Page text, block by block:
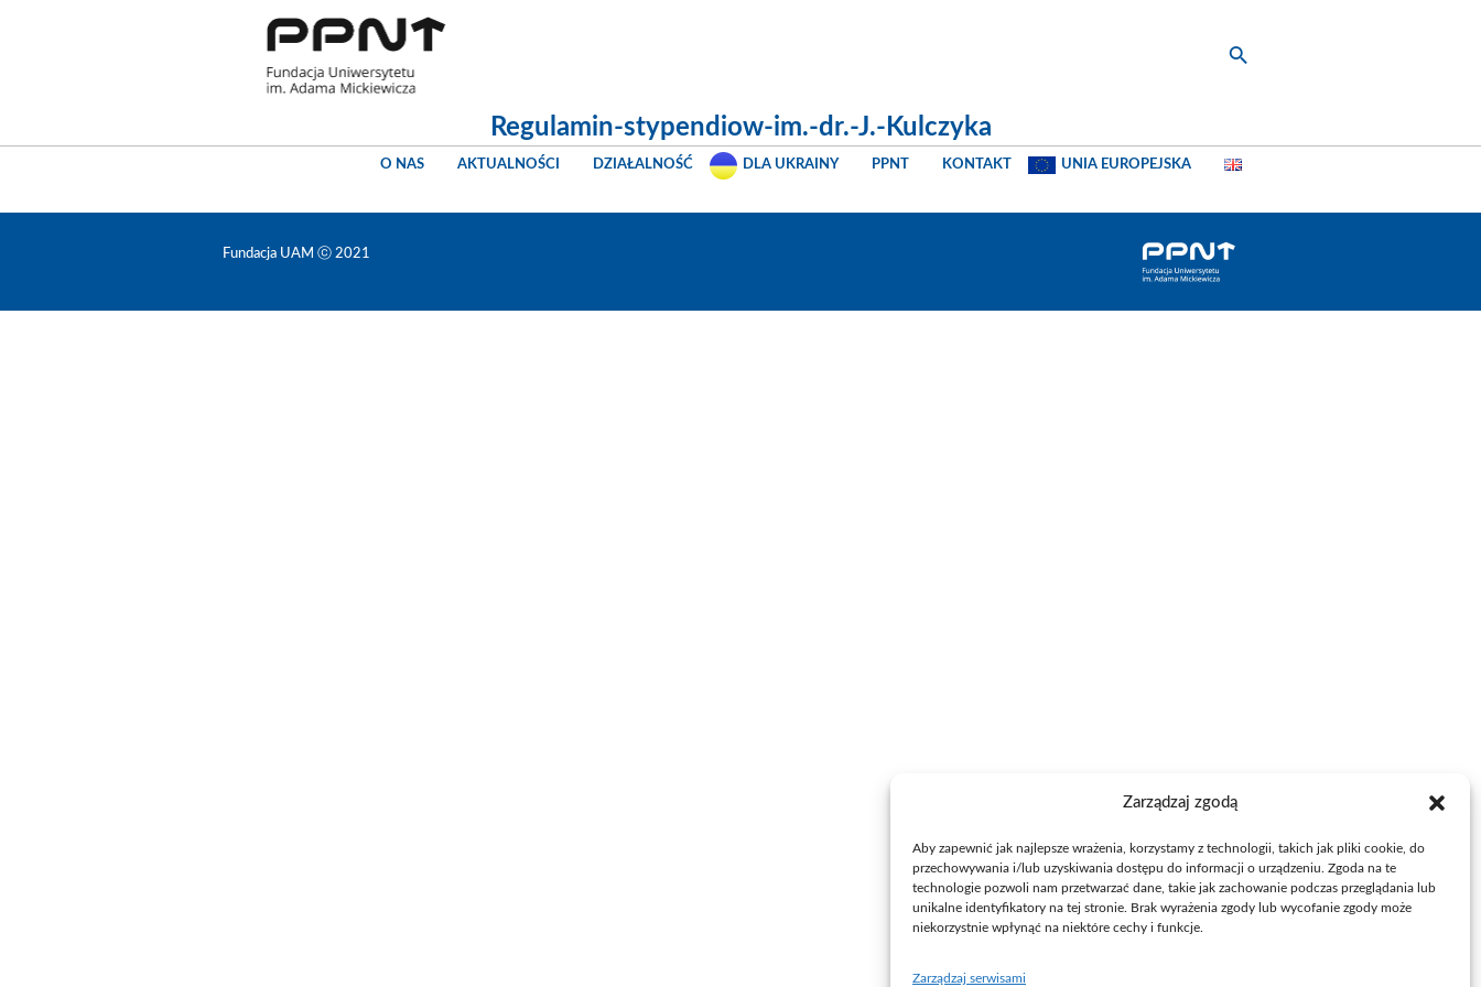
Zarządzaj zgodą
Aby zapewnić jak najlepsze wrażenia, korzystamy z technologii, takich jak pliki cookie, do
przechowywania i/lub uzyskiwania dostępu do informacji o urządzeniu. Zgoda na te
technologie pozwoli nam przetwarzać dane, takie jak zachowanie podczas przeglądania lub
unikalne identyfikatory na tej stronie. Brak wyrażenia zgody lub wycofanie zgody może
niekorzystnie wpłynąć na niektóre cechy i funkcje.
Zarządzaj serwisami
O NAS AKTUALNOŚCI DZIAŁALNOŚĆ DLA UKRAINY PPNT KONTAKT UNIA EUROPEJSKA
Regulamin-stypendiow-im.-dr.-J.-Kulczyka
Fundacja UAM ⓒ 2021